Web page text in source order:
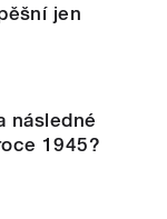
jen
následné
1945?